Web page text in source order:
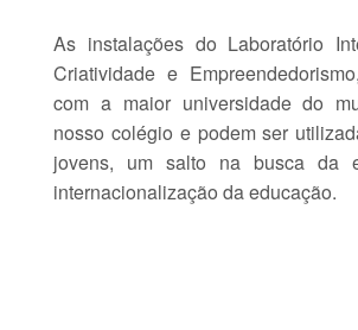
As instalações do Laboratório
Criatividade e
com a maior universidade do
nosso colégio e podem ser
jovens, um salto na busca da
internacionalização da educação.